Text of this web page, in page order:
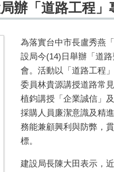
辦「道路工程
為落實台中市長盧秀燕
設局今(14)日舉辦「道
會。活動以「道路工程
委員林貴源講授道路常
植鈞講授「企業誠信」
採購人員廉潔意識及精
務能兼顧興利與防弊，
標。
建設局長陳大田表示，